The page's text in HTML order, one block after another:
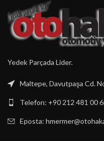
Yedek Parçada Lider.
Maltepe, Davutpaşa Cd.
Telefon: +90 212 481 00
Eposta: